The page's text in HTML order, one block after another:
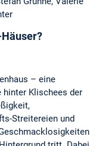
– eine
hinter Klischees der
Streitereien und